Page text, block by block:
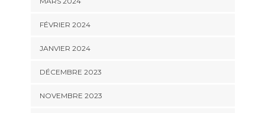
FÉVRIER 2024
JANVIER 2024
DÉCEMBRE 2023
NOVEMBRE 2023